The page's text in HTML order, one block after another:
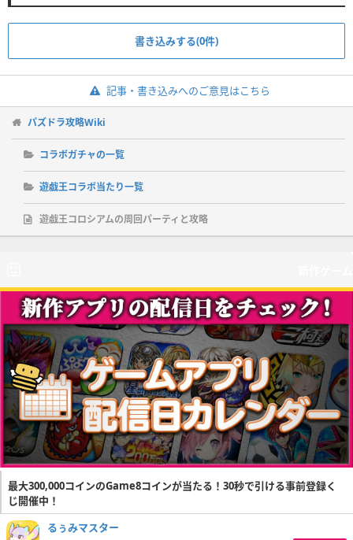
書き込みする(0件)
記事・書き込みへのご意見はこちら
パズドラ攻略Wiki
コラボガチャの一覧
遊戯王コラボ当たり一覧
遊戯王コロシアムの周回パーティと攻略
最大300,000コインのGame8コインが当たる！30秒で引ける事前登録く
じ開催中！
るぅみマスター